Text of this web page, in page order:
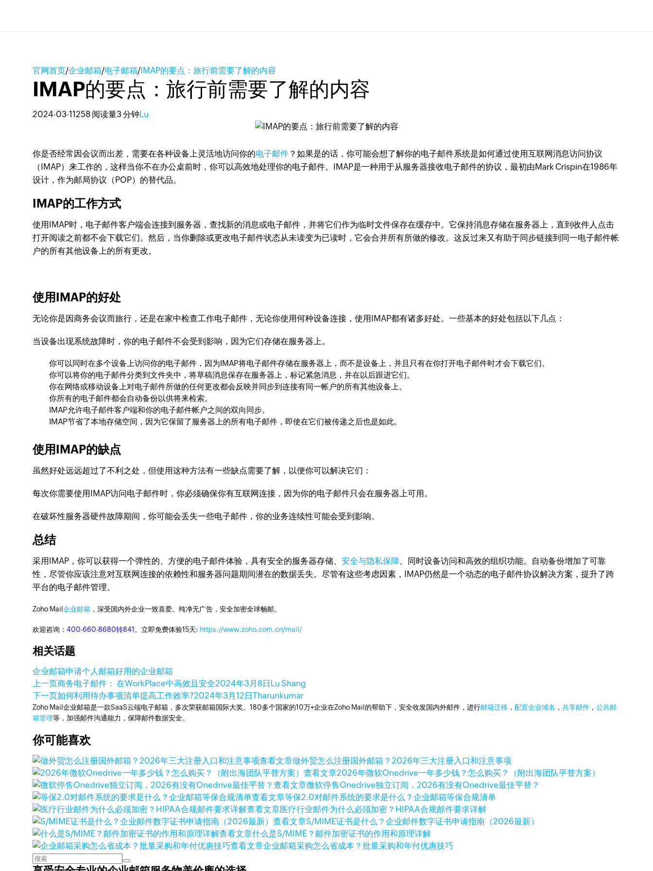
官网首页/企业邮箱/电子邮箱/ IMAP的要点：旅行前需要了解的内容
IMAP的要点：旅行前需要了解的内容
2024-03-11258 阅读量3 分钟 Lu
你是否经常因会议而出差，需要在各种设备上灵活地访问你的电子邮件 ？如果是的话，你可能会想了解你的电子邮件系统是如何通过使用互联网消息访问协议
（IMAP）来工作的，这样当你不在办公桌前时，你可以高效地处理你的电子邮件。IMAP是一种用于从服务器接收电子邮件的协议，最初由Mark Crispin在1986年
设计，作为邮局协议（POP）的替代品。
IMAP的工作方式
使用IMAP时，电子邮件客户端会连接到服务器，查找新的消息或电子邮件，并将它们作为临时文件保存在缓存中。它保持消息存储在服务器上，直到收件人点击
打开阅读之前都不会下载它们。然后，当你删除或更改电子邮件状态从未读变为已读时，它会合并所有所做的修改。这反过来又有助于同步链接到同一电子邮件帐
户的所有其他设备上的所有更改。
使用IMAP的好处
无论你是因商务会议而旅行，还是在家中检查工作电子邮件，无论你使用何种设备连接，使用IMAP都有诸多好处。一些基本的好处包括以下几点：
当设备出现系统故障时，你的电子邮件不会受到影响，因为它们存储在服务器上。
你可以同时在多个设备上访问你的电子邮件，因为IMAP将电子邮件存储在服务器上，而不是设备上，并且只有在你打开电子邮件时才会下载它们。
你可以将你的电子邮件分类到文件夹中，将草稿消息保存在服务器上，标记紧急消息，并在以后跟进它们。
你在网络或移动设备上对电子邮件所做的任何更改都会反映并同步到连接有同一帐户的所有其他设备上。
你所有的电子邮件都会自动备份以供将来检索。
IMAP允许电子邮件客户端和你的电子邮件帐户之间的双向同步。
IMAP节省了本地存储空间，因为它保留了服务器上的所有电子邮件，即使在它们被传递之后也是如此。
使用IMAP的缺点
虽然好处远远超过了不利之处，但使用这种方法有一些缺点需要了解，以便你可以解决它们：
每次你需要使用IMAP访问电子邮件时，你必须确保你有互联网连接，因为你的电子邮件只会在服务器上可用。
在破坏性服务器硬件故障期间，你可能会丢失一些电子邮件，你的业务连续性可能会受到影响。
总结
采用IMAP，你可以获得一个弹性的、方便的电子邮件体验，具有安全的服务器存储、安全与隐私保障、同时设备访问和高效的组织功能。自动备份增加了可靠
性，尽管你应该注意对互联网连接的依赖性和服务器问题期间潜在的数据丢失。尽管有这些考虑因素，IMAP仍然是一个动态的电子邮件协议解决方案，提升了跨
平台的电子邮件管理。
Zoho Mail企业邮箱 ，深受国内外企业一致喜爱。纯净无广告，安全加密全球畅邮。
欢迎咨询：400-660-8680转841 。立即免费体验15天: https://www.zoho.com.cn/mail/
相关话题
企业邮箱申请个人邮箱好用的企业邮箱
上一页商务电子邮件： 在WorkPlace中高效且安全2024年3月8日 Lu Shang
下一页如何利用待办事项清单提高工作效率?2024年3月12日Tharunkumar
Zoho Mail企业邮箱是一款SaaS云端电子邮箱，多次荣获邮箱国际大奖。180多个国家的10万+企业在Zoho Mail的帮助下，安全收发国内外邮件，进行邮箱迁移 ，配置企业域名 ，共享邮件 ，公共邮
箱管理等，加强邮件沟通能力，保障邮件数据安全。
你可能喜欢
查看文章做外贸怎么注册国外邮箱？2026年三大注册入口和注意事项
查看文章2026年微软Onedrive一年多少钱？怎么购买？（附出海团队平替方案）
查看文章微软停售Onedrive独立订阅，2026有没有Onedrive最佳平替？
查看文章等保2.0对邮件系统的要求是什么？企业邮箱等保合规清单
查看文章医疗行业邮件为什么必须加密？HIPAA合规邮件要求详解
查看文章S/MIME证书是什么？企业邮件数字证书申请指南（2026最新）
查看文章什么是S/MIME？邮件加密证书的作用和原理详解
查看文章企业邮箱采购怎么省成本？批量采购和年付优惠技巧